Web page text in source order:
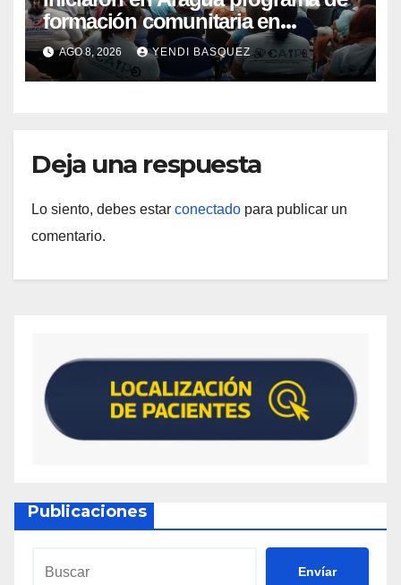
formación comunitaria en
atención a personas con
discapacidad
AGO 8, 2026 YENDI BASQUEZ
Deja una respuesta
Lo siento, debes estar conectado para publicar un
comentario.
Publicaciones
Envíar